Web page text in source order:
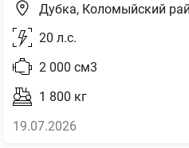
Дубка, Коломыйский
20 л.с.
2 000 см3
1 800 кг
19.07.2026